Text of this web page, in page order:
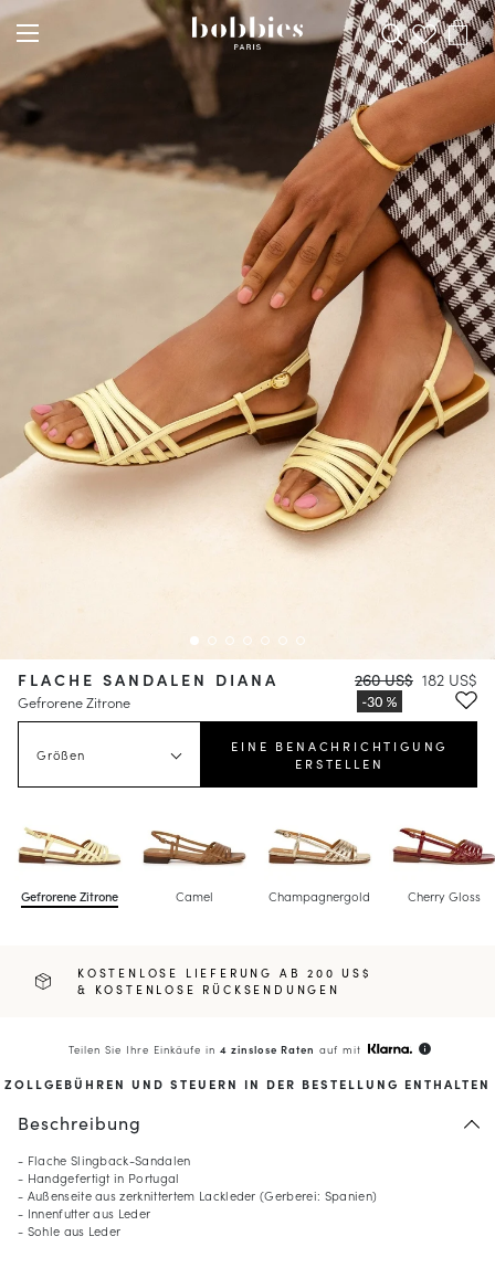
FLACHE SANDALEN DIANA
Gefrorene Zitrone
260 US$ 182 US$
Größen
EINE BENACHRICHTIGUNG
ERSTELLEN
Gefrorene Zitrone Camel Champagnergold Cherry Gloss
KOSTENLOSE LIEFERUNG AB 200 US$
& KOSTENLOSE RÜCKSENDUNGEN
Teilen Sie Ihre Einkäufe in 4 zinslose Raten auf mit info
ZOLLGEBÜHREN UND STEUERN IN DER BESTELLUNG ENTHALTEN
Beschreibung
- Flache Slingback-Sandalen
- Handgefertigt in Portugal
- Außenseite aus zerknittertem Lackleder (Gerberei: Spanien)
- Innenfutter aus Leder
- Sohle aus Leder